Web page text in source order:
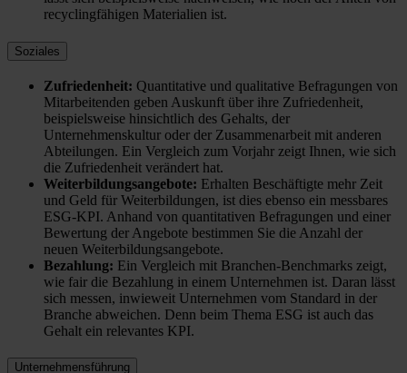
recyclingfähigen Materialien ist.
Soziales
Zufriedenheit: Quantitative und qualitative Befragungen von
Mitarbeitenden geben Auskunft über ihre Zufriedenheit,
beispielsweise hinsichtlich des Gehalts, der
Unternehmenskultur oder der Zusammenarbeit mit anderen
Abteilungen. Ein Vergleich zum Vorjahr zeigt Ihnen, wie sich
die Zufriedenheit verändert hat.
Weiterbildungsangebote: Erhalten Beschäftigte mehr Zeit
und Geld für Weiterbildungen, ist dies ebenso ein messbares
ESG-KPI. Anhand von quantitativen Befragungen und einer
Bewertung der Angebote bestimmen Sie die Anzahl der
neuen Weiterbildungsangebote.
Bezahlung: Ein Vergleich mit Branchen-Benchmarks zeigt,
wie fair die Bezahlung in einem Unternehmen ist. Daran lässt
sich messen, inwieweit Unternehmen vom Standard in der
Branche abweichen. Denn beim Thema ESG ist auch das
Gehalt ein relevantes KPI.
Unternehmensführung